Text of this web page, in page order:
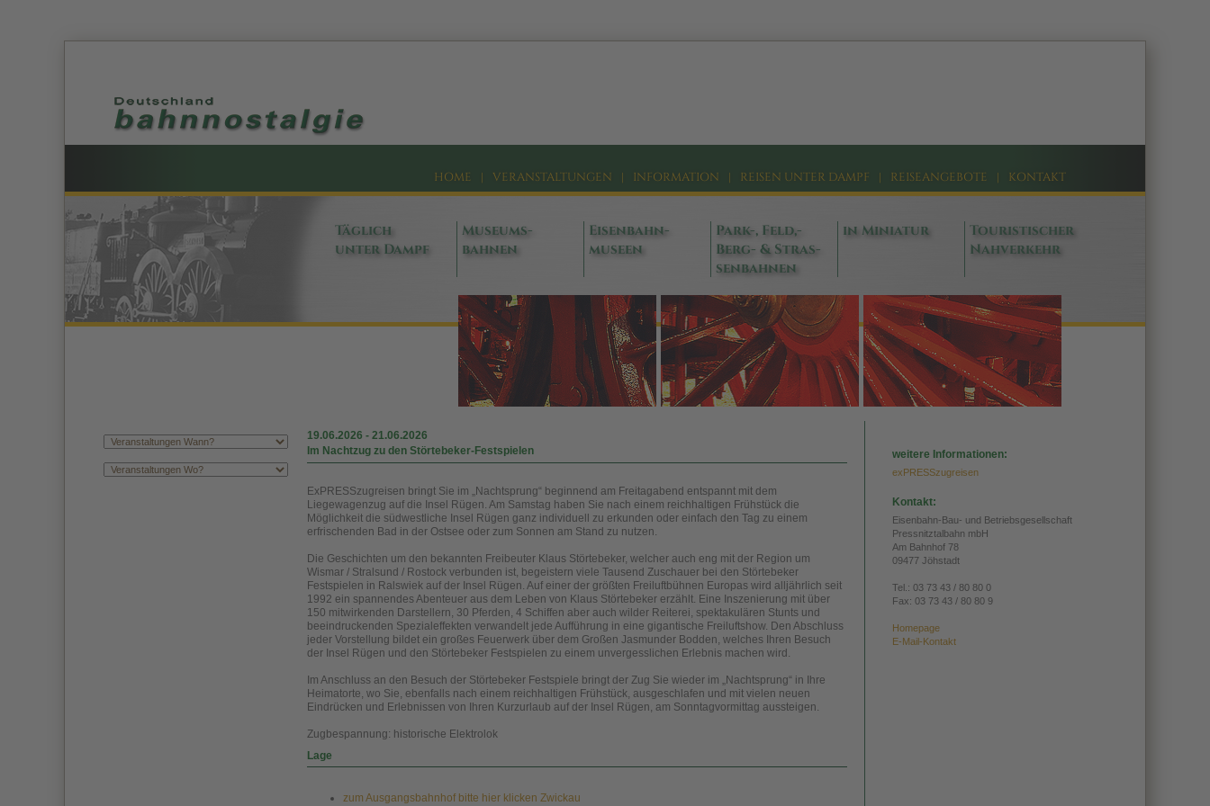
HOME | VERANSTALTUNGEN | INFORMATION | REISEN UNTER DAMPF | REISEANGEBOTE | KONTAKT
Täglich
unter Dampf
Museums-
bahnen
Eisenbahn-
museen
Park-, Feld,-
Berg- & Stras-
senbahnen
in Miniatur
Touristischer
Nahverkehr
19.06.2026 - 21.06.2026
Im Nachtzug zu den Störtebeker-Festspielen
ExPRESSzugreisen bringt Sie im „Nachtsprung“ beginnend am Freitagabend entspannt mit dem
Liegewagenzug auf die Insel Rügen. Am Samstag haben Sie nach einem reichhaltigen Frühstück die
Möglichkeit die südwestliche Insel Rügen ganz individuell zu erkunden oder einfach den Tag zu einem
erfrischenden Bad in der Ostsee oder zum Sonnen am Stand zu nutzen.
Die Geschichten um den bekannten Freibeuter Klaus Störtebeker, welcher auch eng mit der Region um
Wismar / Stralsund / Rostock verbunden ist, begeistern viele Tausend Zuschauer bei den Störtebeker
Festspielen in Ralswiek auf der Insel Rügen. Auf einer der größten Freiluftbühnen Europas wird alljährlich seit
1992 ein spannendes Abenteuer aus dem Leben von Klaus Störtebeker erzählt. Eine Inszenierung mit über
150 mitwirkenden Darstellern, 30 Pferden, 4 Schiffen aber auch wilder Reiterei, spektakulären Stunts und
beeindruckenden Spezialeffekten verwandelt jede Aufführung in eine gigantische Freiluftshow. Den Abschluss
jeder Vorstellung bildet ein großes Feuerwerk über dem Großen Jasmunder Bodden, welches Ihren Besuch
der Insel Rügen und den Störtebeker Festspielen zu einem unvergesslichen Erlebnis machen wird.
Im Anschluss an den Besuch der Störtebeker Festspiele bringt der Zug Sie wieder im „Nachtsprung“ in Ihre
Heimatorte, wo Sie, ebenfalls nach einem reichhaltigen Frühstück, ausgeschlafen und mit vielen neuen
Eindrücken und Erlebnissen von Ihren Kurzurlaub auf der Insel Rügen, am Sonntagvormittag aussteigen.
Zugbespannung: historische Elektrolok
Lage
zum Ausgangsbahnhof bitte hier klicken Zwickau
weitere Informationen:
exPRESSzugreisen
Kontakt:
Eisenbahn-Bau- und Betriebsgesellschaft
Pressnitztalbahn mbH
Am Bahnhof 78
09477 Jöhstadt
Tel.: 03 73 43 / 80 80 0
Fax: 03 73 43 / 80 80 9
Homepage
E-Mail-Kontakt